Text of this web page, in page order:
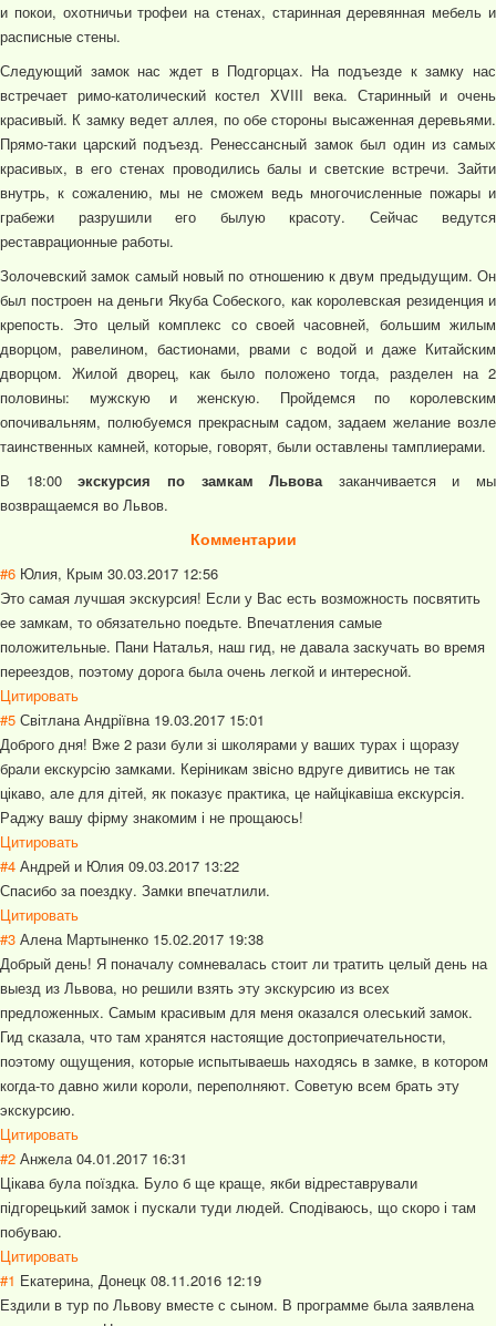
и покои, охотничьи трофеи на стенах, старинная деревянная мебель и
расписные стены.
Следующий замок нас ждет в Подгорцах. На подъезде к замку нас
встречает римо-католический костел XVIII века. Старинный и очень
красивый. К замку ведет аллея, по обе стороны высаженная деревьями.
Прямо-таки царский подъезд. Ренессансный замок был один из самых
красивых, в его стенах проводились балы и светские встречи. Зайти
внутрь, к сожалению, мы не сможем ведь многочисленные пожары и
грабежи разрушили его былую красоту. Сейчас ведутся
реставрационные работы.
Золочевский замок самый новый по отношению к двум предыдущим. Он
был построен на деньги Якуба Собеского, как королевская резиденция и
крепость. Это целый комплекс со своей часовней, большим жилым
дворцом, равелином, бастионами, рвами с водой и даже Китайским
дворцом. Жилой дворец, как было положено тогда, разделен на 2
половины: мужскую и женскую. Пройдемся по королевским
опочивальням, полюбуемся прекрасным садом, задаем желание возле
таинственных камней, которые, говорят, были оставлены тамплиерами.
В 18:00экскурсия по замкам Львовазаканчивается и мы
возвращаемся во Львов.
Комментарии
#6 Юлия, Крым 30.03.2017 12:56
Это самая лучшая экскурсия! Если у Вас есть возможность посвятить
ее замкам, то обязательно поедьте. Впечатления самые
положительные. Пани Наталья, наш гид, не давала заскучать во время
переездов, поэтому дорога была очень легкой и интересной.
Цитировать
#5 Світлана Андріївна 19.03.2017 15:01
Доброго дня! Вже 2 рази були зі школярами у ваших турах і щоразу
брали екскурсію замками. Керіникам звісно вдруге дивитись не так
цікаво, але для дітей, як показує практика, це найцікавіша екскурсія.
Раджу вашу фірму знакомим і не прощаюсь!
Цитировать
#4 Андрей и Юлия 09.03.2017 13:22
Спасибо за поездку. Замки впечатлили.
Цитировать
#3 Алена Мартыненко 15.02.2017 19:38
Добрый день! Я поначалу сомневалась стоит ли тратить целый день на
выезд из Львова, но решили взять эту экскурсию из всех
предложенных. Самым красивым для меня оказался олеський замок.
Гид сказала, что там хранятся настоящие достоприечательности,
поэтому ощущения, которые испытываешь находясь в замке, в котором
когда-то давно жили короли, переполняют. Советую всем брать эту
экскурсию.
Цитировать
#2 Анжела 04.01.2017 16:31
Цікава була поїздка. Було б ще краще, якби відреставрували
підгорецький замок і пускали туди людей. Сподіваюсь, що скоро і там
побуваю.
Цитировать
#1 Екатерина, Донецк 08.11.2016 12:19
Ездили в тур по Львову вместе с сыном. В программе была заявлена